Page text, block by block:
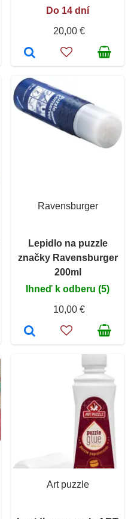
Do 14 dní
20,00 €
Ravensburger
Lepidlo na puzzle
značky Ravensburger
200ml
Ihneď k odberu (5)
10,00 €
Art puzzle